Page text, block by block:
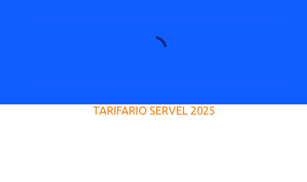
TARIFARIO SERVEL 2025